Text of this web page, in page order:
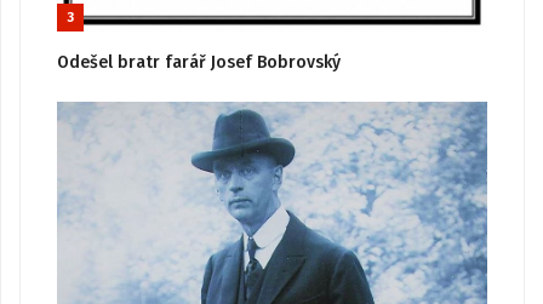
3
Odešel bratr farář Josef Bobrovský